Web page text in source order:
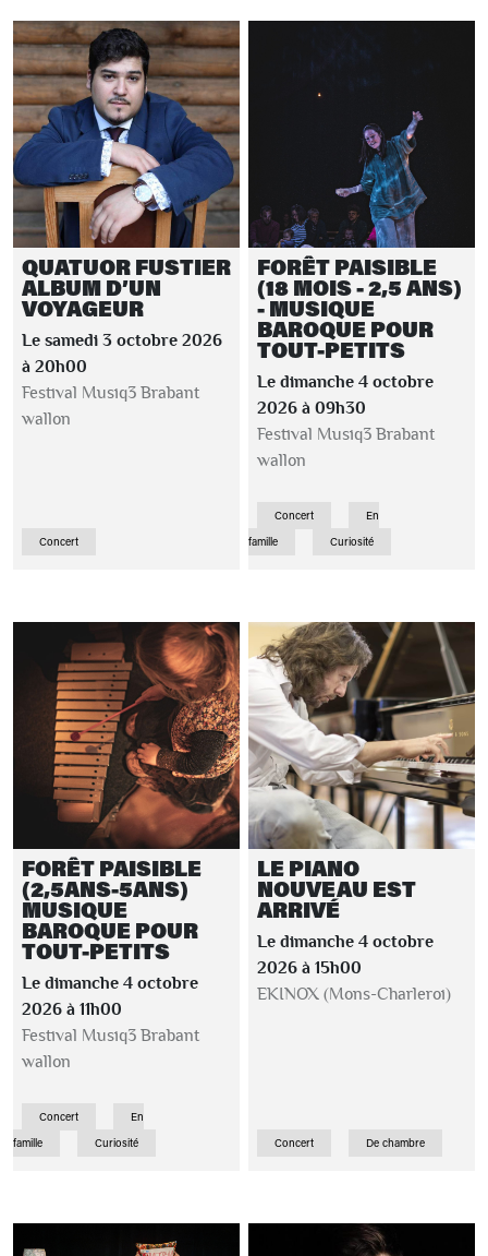
QUATUOR FUSTIER
ALBUM D’UN
VOYAGEUR
Le samedi 3 octobre 2026
à 20h00
Festival Musiq3 Brabant
wallon
Concert
FORÊT PAISIBLE
(18 MOIS - 2,5 ANS)
- MUSIQUE
BAROQUE POUR
TOUT-PETITS
Le dimanche 4 octobre
2026 à 09h30
Festival Musiq3 Brabant
wallon
Concert
En
famille
Curiosité
FORÊT PAISIBLE
(2,5ANS-5ANS)
MUSIQUE
BAROQUE POUR
TOUT-PETITS
Le dimanche 4 octobre
2026 à 11h00
Festival Musiq3 Brabant
wallon
Concert
En
famille
Curiosité
LE PIANO
NOUVEAU EST
ARRIVÉ
Le dimanche 4 octobre
2026 à 15h00
EKINOX (Mons-Charleroi)
Concert De chambre